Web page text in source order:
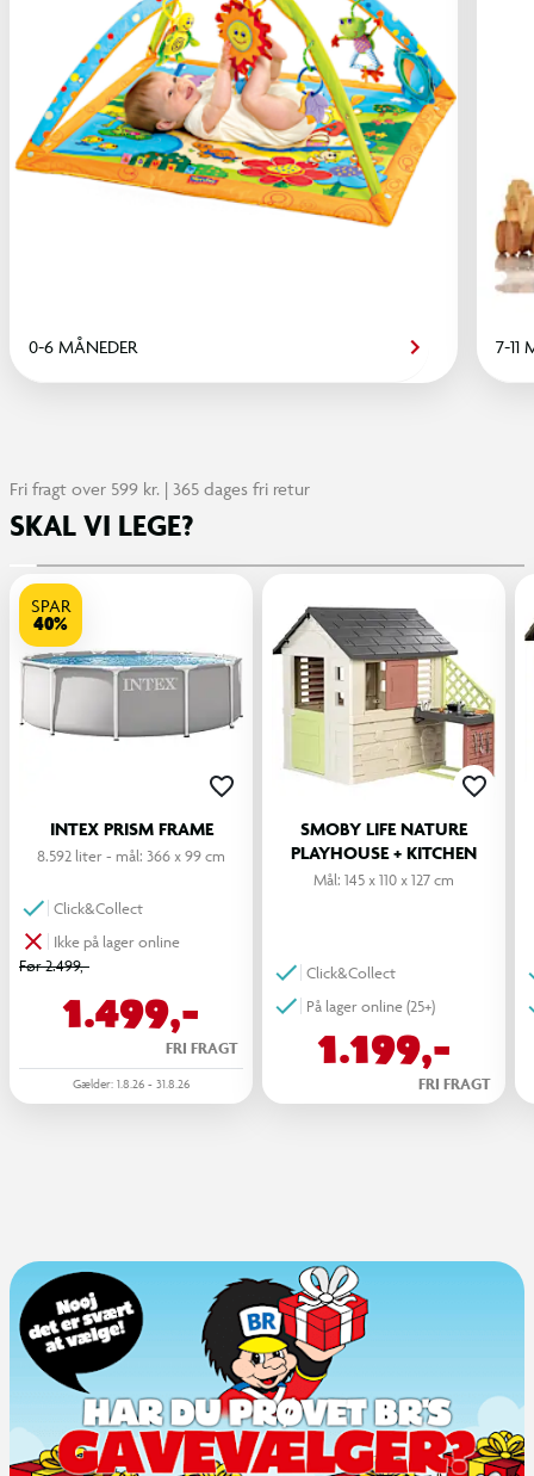
0-6 MÅNEDER 7-11
Fri fragt over 599 kr. | 365 dages fri retur
SKAL VI LEGE?
SPAR
40%
INTEX PRISM FRAME
8.592 liter - mål: 366 x 99 cm
Click&Collect
Ikke på lager online
Før 2.499,-
1.499,-
FRI FRAGT
Gælder: 1.8.26 - 31.8.26
SMOBY LIFE NATURE
PLAYHOUSE + KITCHEN
Mål: 145 x 110 x 127 cm
Click&Collect
På lager online (25+)
1.199,-
FRI FRAGT